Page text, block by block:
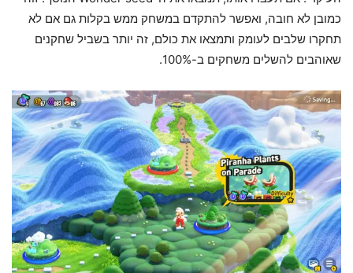
כמובן לא חובה, ואפשר להתקדם במשחק ממש בקלות גם אם לא
תחקרו שלבים לעומק ותמצאו את כולם, זה יותר בשביל שחקנים
שאוהבים להשלים משחקים ב-100%.